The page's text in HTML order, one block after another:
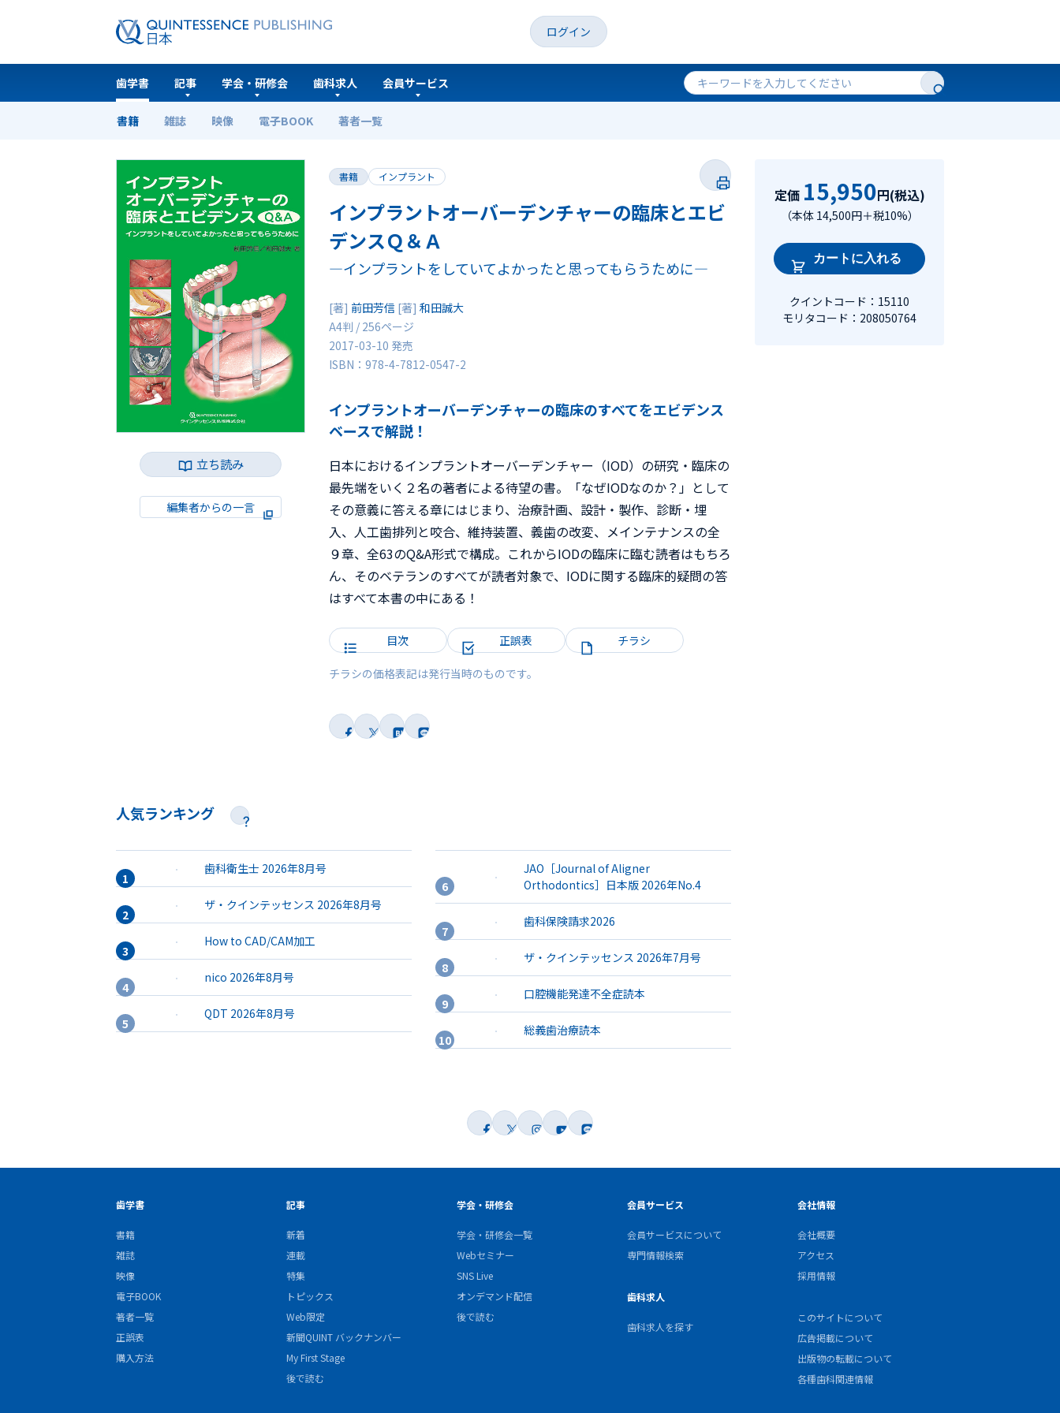
ログイン
歯学書
書籍 雑誌 映像 電子BOOK 著者一覧
記事 学会・研修会 歯科求人 会員サービス
ホーム 歯学書 インプラントオーバーデンチャーの臨床とエビデンスＱ＆Ａ
立ち読み
編集者からの一言
書籍 インプラント
インプラントオーバーデンチャーの臨床とエビ
デンスＱ＆Ａ
―インプラントをしていてよかったと思ってもらうために―
[著] 前田芳信 [著] 和田誠大
A4判 / 256ページ
2017-03-10 発売
ISBN：978-4-7812-0547-2
定価 15,950円(税込)
（本体 14,500円＋税10%）
カートに入れる
クイントコード：15110
モリタコード：208050764
インプラントオーバーデンチャーの臨床のすべてをエビデンス
ベースで解説！
日本におけるインプラントオーバーデンチャー（IOD）の研究・臨床の
最先端をいく２名の著者による待望の書。「なぜIODなのか？」として
その意義に答える章にはじまり、治療計画、設計・製作、診断・埋
入、人工歯排列と咬合、維持装置、義歯の改変、メインテナンスの全
９章、全63のQ&A形式で構成。これからIODの臨床に臨む読者はもちろ
ん、そのベテランのすべてが読者対象で、IODに関する臨床的疑問の答
はすべて本書の中にある！
目次 正誤表 チラシ
チラシの価格表記は発行当時のものです。
人気ランキング
歯科衛生士 2026年8月号
ザ・クインテッセンス 2026年8月号
How to CAD/CAM加工
nico 2026年8月号
QDT 2026年8月号
JAO［Journal of Aligner
Orthodontics］日本版 2026年No.4
歯科保険請求2026
ザ・クインテッセンス 2026年7月号
口腔機能発達不全症読本
総義歯治療読本
歯学書
書籍
雑誌
映像
電子BOOK
著者一覧
正誤表
購入方法
記事
新着
連載
特集
トピックス
Web限定
新聞QUINT バックナンバー
My First Stage
後で読む
学会・研修会
学会・研修会一覧
Webセミナー
SNS Live
オンデマンド配信
後で読む
会員サービス
会員サービスについて
専門情報検索
歯科求人
歯科求人を探す
会社情報
会社概要
アクセス
採用情報
このサイトについて
広告掲載について
出版物の転載について
各種歯科関連情報